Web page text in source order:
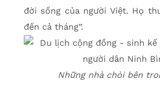
đời sống của người Việt. Họ
đến cả tháng”.
Những nhà chòi bên